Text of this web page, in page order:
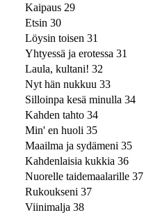
Kaipaus 29
Etsin 30
Löysin toisen 31
Yhtyessä ja erotessa 31
Laula, kultani! 32
Nyt hän nukkuu 33
Silloinpa kesä minulla 34
Kahden tahto 34
Min' en huoli 35
Maailma ja sydämeni 35
Kahdenlaisia kukkia 36
Nuorelle taidemaalarille 37
Rukoukseni 37
Viinimalja 38